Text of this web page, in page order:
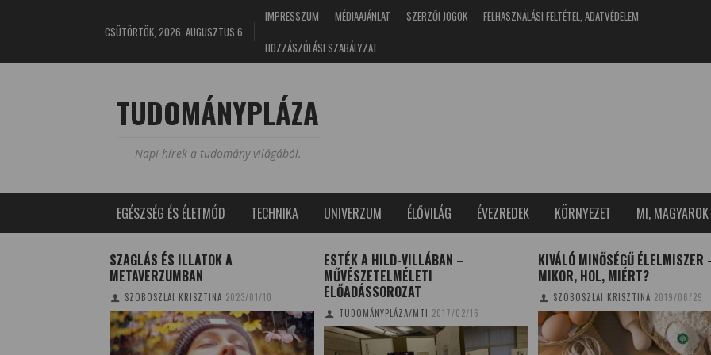
CSÜTÖRTÖK, 2026. AUGUSZTUS 6.
IMPRESSZUM MÉDIAAJÁNLAT SZERZŐI JOGOK
FELHASZNÁLÁSI FELTÉTEL, ADATVÉDELEM
HOZZÁSZÓLÁSI SZABÁLYZAT
TUDOMÁNYPLÁZA
Napi hírek a tudomány világából.
EGÉSZSÉG ÉS ÉLETMÓD TECHNIKA UNIVERZUM ÉLŐVILÁG ÉVEZREDEK KÖRNYEZET MI, MAGYAROK
SZAGLÁS ÉS ILLATOK A
METAVERZUMBAN
SZOBOSZLAI KRISZTINA 2023/01/10
ESTÉK A HILD-VILLÁBAN –
MŰVÉSZETELMÉLETI
ELŐADÁSSOROZAT
TUDOMÁNYPLÁZA/MTI 2017/02/16
KIVÁLÓ MINŐSÉGŰ ÉLELMISZER
MIKOR, HOL, MIÉRT?
SZOBOSZLAI KRISZTINA 2019/06/29